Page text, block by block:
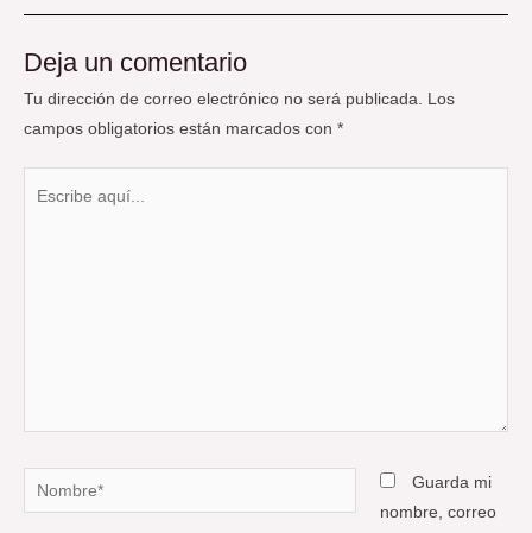
Deja un comentario
Tu dirección de correo electrónico no será publicada.
Los
campos obligatorios están marcados con *
Nombre*
Guarda mi
nombre, correo